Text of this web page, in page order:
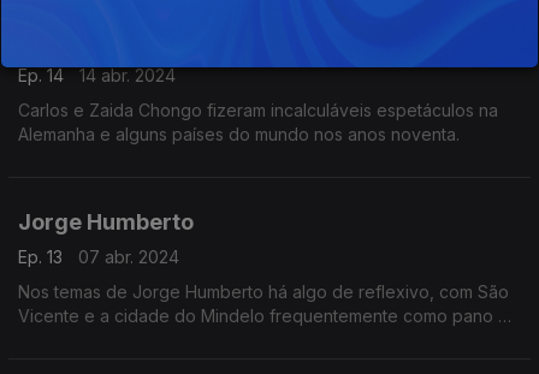
Ep. 14
14 abr. 2024
Carlos e Zaida Chongo fizeram incalculáveis espetáculos na
Alemanha e alguns países do mundo nos anos noventa.
Jorge Humberto
Ep. 13
07 abr. 2024
Nos temas de Jorge Humberto há algo de reflexivo, com São
Vicente e a cidade do Mindelo frequentemente como pano de